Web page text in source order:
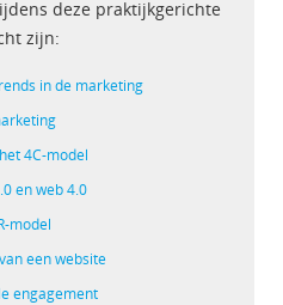
deze praktijkgerichte
zijn:
in de marketing
4C-model
en web 4.0
model
een website
engagement